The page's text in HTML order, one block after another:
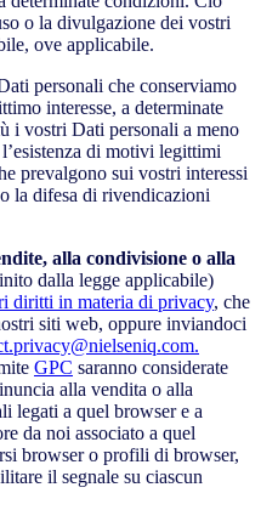
o la divulgazione dei vostri
ove applicabile.
personali che conserviamo
interesse, a determinate
i vostri Dati personali a meno
di motivi legittimi
prevalgono sui vostri interessi
la difesa di rivendicazioni
alla condivisione o alla
dalla legge applicabile)
diritti in materia di privacy, che
siti web, oppure inviandoci
GPC saranno considerate
alla vendita o alla
legati a quel browser e a
da noi associato a quel
browser o profili di browser,
il segnale su ciascun